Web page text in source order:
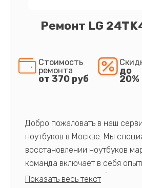
Ремонт LG
Стоимость
ремонта
от 370 руб
до
20%
Добро пожаловать в наш
ноутбуков в Москве. Мы
восстановлении ноутбуков
команда включает в себя
профессионалов с обширными